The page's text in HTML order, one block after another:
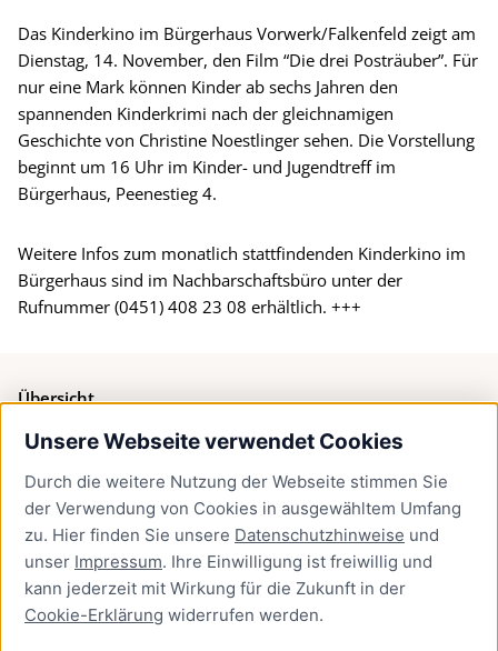
Unsere Webseite verwendet Cookies
Durch die weitere Nutzung der Webseite stimmen Sie
der Verwendung von Cookies in ausgewähltem Umfang
zu. Hier finden Sie unsere Datenschutzhinweise und
unser Impressum. Ihre Einwilligung ist freiwillig und
kann jederzeit mit Wirkung für die Zukunft in der
Cookie-Erklärung widerrufen werden.
Das Kinderkino im Bürgerhaus Vorwerk/Falkenfeld zeigt am
Dienstag, 14. November, den Film “Die drei Posträuber”. Für
nur eine Mark können Kinder ab sechs Jahren den
spannenden Kinderkrimi nach der gleichnamigen
Geschichte von Christine Noestlinger sehen. Die Vorstellung
beginnt um 16 Uhr im Kinder- und Jugendtreff im
Bürgerhaus, Peenestieg 4.
Weitere Infos zum monatlich stattfindenden Kinderkino im
Bürgerhaus sind im Nachbarschaftsbüro unter der
Rufnummer (0451) 408 23 08 erhältlich. +++
Übersicht
Bürgerservice
Presse
Newsletter Lübeck:kompakt
Kontakt
Kontakt